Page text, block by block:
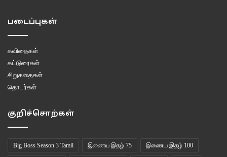
படைப்புகள்
கவிதைகள்
கட்டுரைகள்
சிறுகதைகள்
தொடர்கள்
குறிச்சொற்கள்
Big Boss Season 3 Tamil இணைய இதழ் 75 இணைய இதழ் 100